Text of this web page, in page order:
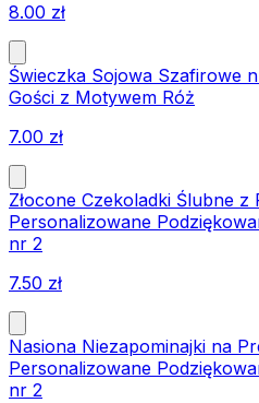
8.00 zł
Świeczka Sojowa Szafirowe
Gości z Motywem Róż
7.00 zł
Złocone Czekoladki Ślubne z
Personalizowane
nr 2
7.50 zł
Nasiona Niezapominajki na
Personalizowane
nr 2